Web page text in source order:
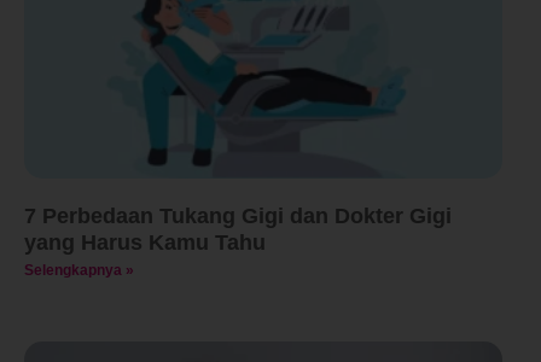
7 Perbedaan Tukang Gigi dan Dokter Gigi
yang Harus Kamu Tahu
Selengkapnya »